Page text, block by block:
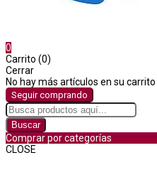
0
Carrito (0)
Cerrar
No hay más artículos en su carrito
Seguir comprando
Buscar
Comprar por categorías
CLOSE